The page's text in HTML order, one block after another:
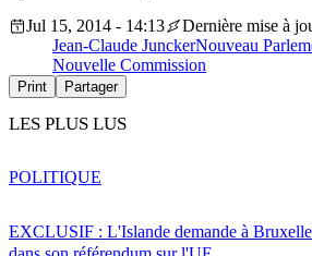
Jul 15, 2014 - 14:13
Dernière mise à
Jean-Claude JunckerNouveau
Nouvelle Commission
Print Partager
LES PLUS LUS
EXCLUSIF : L'Islande demande à
POLITIQUE